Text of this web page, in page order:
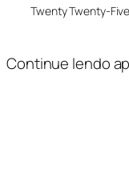
Twenty Twenty-Five
Continue lendo